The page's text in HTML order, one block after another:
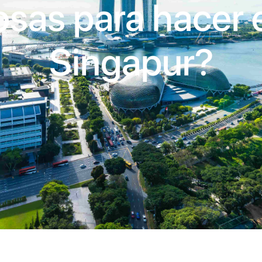
para hacer
Singapur?